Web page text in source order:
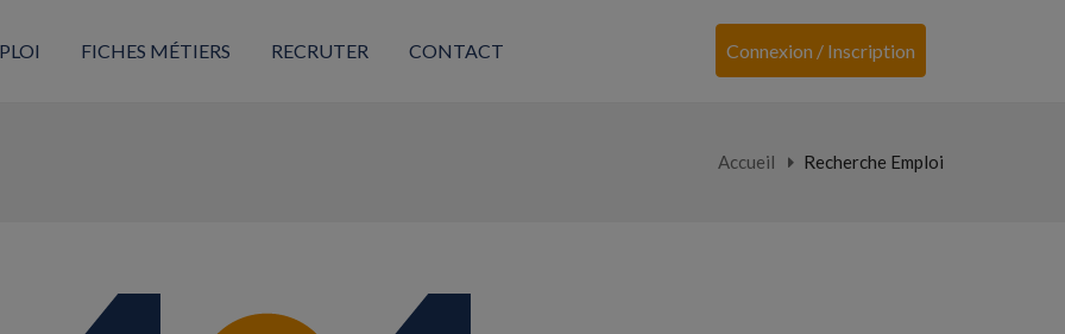
FICHES MÉTIERS RECRUTER CONTACT Connexion / Inscription
Accueil Recherche Emploi